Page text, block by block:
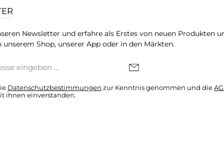
Newsletter und erfahre als Erstes von neuen Produkten
Shop, unserer App oder in den Märkten.
Datenschutzbestimmungen zur Kenntnis genommen und die
ihnen einverstanden.